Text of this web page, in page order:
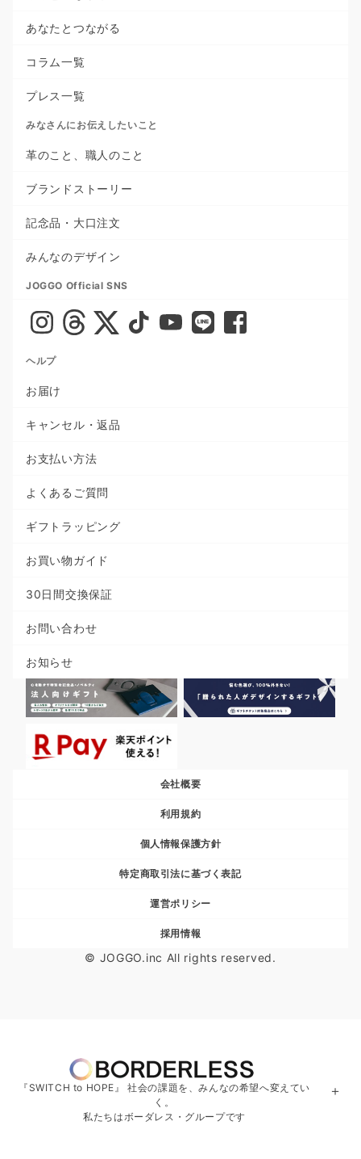
あなたとつながる
コラム一覧
プレス一覧
みなさんにお伝えしたいこと
革のこと、職人のこと
ブランドストーリー
記念品・大口注文
みんなのデザイン
JOGGO Official SNS
ヘルプ
お届け
キャンセル・返品
お支払い方法
よくあるご質問
ギフトラッピング
お買い物ガイド
30日間交換保証
お問い合わせ
お知らせ
会社概要
利用規約
個人情報保護方針
特定商取引法に基づく表記
運営ポリシー
採用情報
© JOGGO.inc All rights reserved.
『SWITCH to HOPE』 社会の課題を、みんなの希望へ変えてい
く。
私たちはボーダレス・グループです
＋